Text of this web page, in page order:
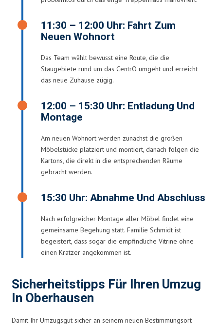
11:30 – 12:00 Uhr: Fahrt Zum
Neuen Wohnort
Das Team wählt bewusst eine Route, die die
Staugebiete rund um das CentrO umgeht und erreicht
das neue Zuhause zügig.
12:00 – 15:30 Uhr: Entladung Und
Montage
Am neuen Wohnort werden zunächst die großen
Möbelstücke platziert und montiert, danach folgen die
Kartons, die direkt in die entsprechenden Räume
gebracht werden.
15:30 Uhr: Abnahme Und Abschluss
Nach erfolgreicher Montage aller Möbel findet eine
gemeinsame Begehung statt. Familie Schmidt ist
begeistert, dass sogar die empfindliche Vitrine ohne
einen Kratzer angekommen ist.
Sicherheitstipps Für Ihren Umzug
In Oberhausen
Damit Ihr Umzugsgut sicher an seinem neuen Bestimmungsort